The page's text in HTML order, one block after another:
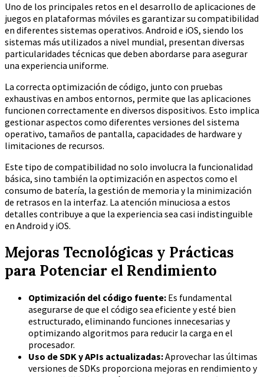
Uno de los principales retos en el desarrollo de aplicaciones de
juegos en plataformas móviles es garantizar su compatibilidad
en diferentes sistemas operativos. Android e iOS, siendo los
sistemas más utilizados a nivel mundial, presentan diversas
particularidades técnicas que deben abordarse para asegurar
una experiencia uniforme.
La correcta optimización de código, junto con pruebas
exhaustivas en ambos entornos, permite que las aplicaciones
funcionen correctamente en diversos dispositivos. Esto implica
gestionar aspectos como diferentes versiones del sistema
operativo, tamaños de pantalla, capacidades de hardware y
limitaciones de recursos.
Este tipo de compatibilidad no solo involucra la funcionalidad
básica, sino también la optimización en aspectos como el
consumo de batería, la gestión de memoria y la minimización
de retrasos en la interfaz. La atención minuciosa a estos
detalles contribuye a que la experiencia sea casi indistinguible
en Android y iOS.
Mejoras Tecnológicas y Prácticas
para Potenciar el Rendimiento
Optimización del código fuente: Es fundamental
asegurarse de que el código sea eficiente y esté bien
estructurado, eliminando funciones innecesarias y
optimizando algoritmos para reducir la carga en el
procesador.
Uso de SDK y APIs actualizadas:Aprovechar las últimas
versiones de SDKs proporciona mejoras en rendimiento y